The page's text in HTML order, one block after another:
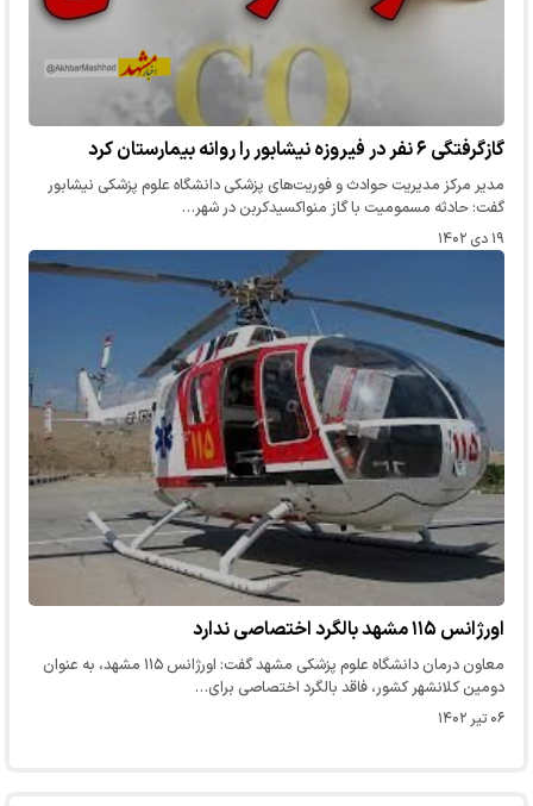
گازگرفتگی ۶ نفر در فیروزه نیشابور را روانه بیمارستان کرد
مدیر مرکز مدیریت حوادث و فوریت‌های پزشکی دانشگاه علوم پزشکی نیشابور
گفت: حادثه مسمومیت با گاز منواکسیدکربن در شهر…
۱۹ دی ۱۴۰۲
اورژانس ۱۱۵ مشهد بالگرد اختصاصی ندارد
معاون درمان دانشگاه علوم پزشکی مشهد گفت: اورژانس ۱۱۵ مشهد، به عنوان
دومین کلانشهر کشور، فاقد بالگرد اختصاصی برای…
۰۶ تیر ۱۴۰۲